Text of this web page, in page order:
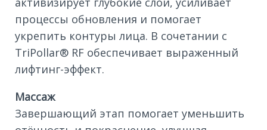
процессы обновления и помогает
укрепить контуры лица. В сочетании с
TriPollar® RF обеспечивает выраженный
лифтинг-эффект.
Массаж
Завершающий этап помогает уменьшить